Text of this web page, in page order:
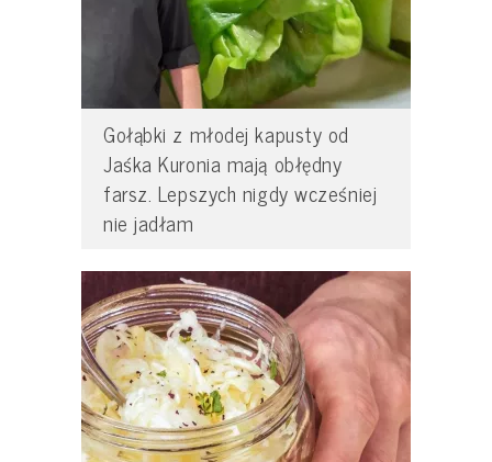
Gołąbki z młodej kapusty od
Jaśka Kuronia mają obłędny
farsz. Lepszych nigdy wcześniej
nie jadłam